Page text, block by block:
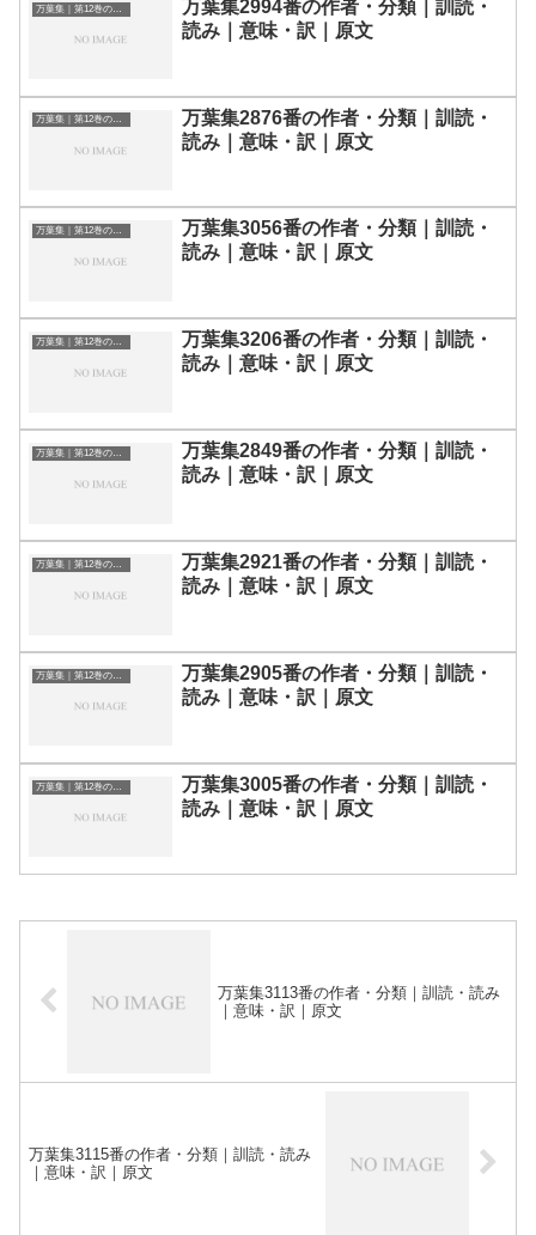
万葉集｜第12巻の和歌一覧
万葉集2994番の作者・分類｜訓読・
読み｜意味・訳｜原文
万葉集｜第12巻の和歌一覧
万葉集2876番の作者・分類｜訓読・
読み｜意味・訳｜原文
万葉集｜第12巻の和歌一覧
万葉集3056番の作者・分類｜訓読・
読み｜意味・訳｜原文
万葉集｜第12巻の和歌一覧
万葉集3206番の作者・分類｜訓読・
読み｜意味・訳｜原文
万葉集｜第12巻の和歌一覧
万葉集2849番の作者・分類｜訓読・
読み｜意味・訳｜原文
万葉集｜第12巻の和歌一覧
万葉集2921番の作者・分類｜訓読・
読み｜意味・訳｜原文
万葉集｜第12巻の和歌一覧
万葉集2905番の作者・分類｜訓読・
読み｜意味・訳｜原文
万葉集｜第12巻の和歌一覧
万葉集3005番の作者・分類｜訓読・
読み｜意味・訳｜原文
万葉集3113番の作者・分類｜訓読・読み
｜意味・訳｜原文
万葉集3115番の作者・分類｜訓読・読み
｜意味・訳｜原文